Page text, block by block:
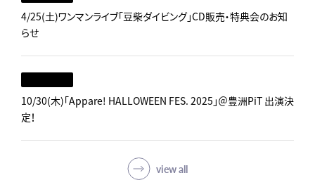
view all
4/25(土)ワンマンライブ「豆柴ダイビング」CD販売・特典会のお知
らせ
10/30(木)「Appare! HALLOWEEN FES. 2025」＠豊洲PiT 出演決
定！